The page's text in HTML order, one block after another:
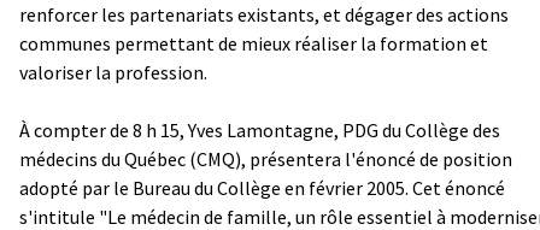
renforcer les partenariats existants, et dégager des actions
communes permettant de mieux réaliser la formation et
valoriser la profession.
À compter de 8 h 15, Yves Lamontagne, PDG du Collège des
médecins du Québec (CMQ), présentera l'énoncé de position
adopté par le Bureau du Collège en février 2005. Cet énoncé
s'intitule "Le médecin de famille, un rôle essentiel à